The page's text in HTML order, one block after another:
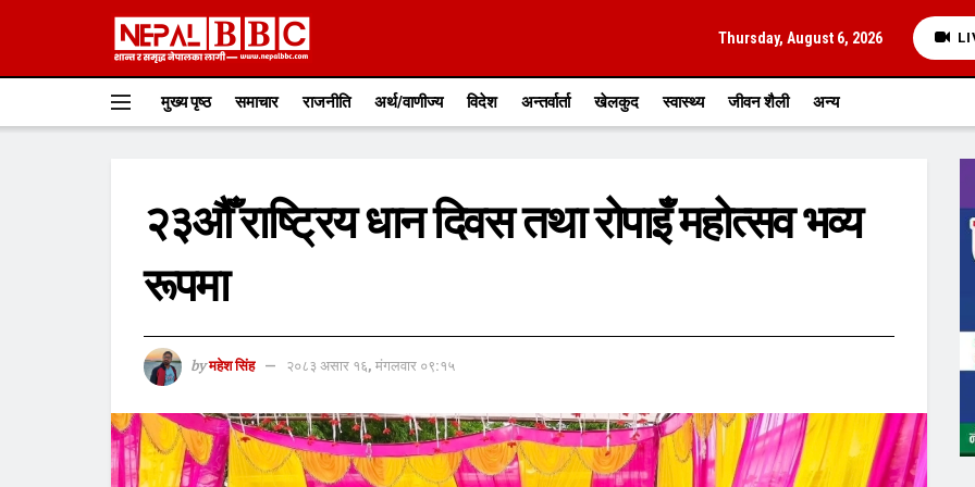
Thursday, August 6, 2026
मुख्य पृष्ठ समाचार राजनीति अर्थ/वाणीज्य विदेश अन्तर्वार्ता खेलकुद स्वास्थ्य जीवन शैली अन्य
२३औँ राष्ट्रिय धान दिवस तथा रोपाइँ महोत्सव भव्य
रूपमा
by महेश सिंह २०८३ असार १६, मंगलवार ०९:१५